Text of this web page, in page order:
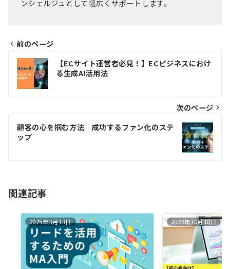
ンシェルジュとして幅広くサポートします。
投
稿
ナ
ビ
ゲ
シ
ン
前のページ
【ECサイト運営者必見！】ECビジネスにおけ
る生成AI活用法
次のページ
顧客の心を掴む方法｜成功するファン化のステ
ップ
関連記事
2025年3月13日 2023年10月18日